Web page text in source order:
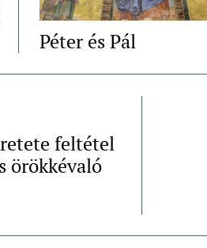
Péter és Pál
feltétel
örökkévaló